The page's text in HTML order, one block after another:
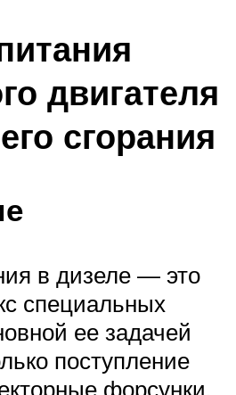
двигателя
сгорания
в дизеле — это
специальных
ее задачей
поступление
форсунки,